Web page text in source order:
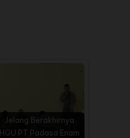
Jelang Berakhirnya
HGU PT Padasa Enam